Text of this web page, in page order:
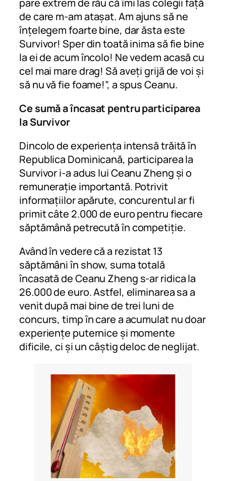
pare extrem de rău că îmi las colegii față
de care m-am atașat. Am ajuns să ne
înțelegem foarte bine, dar ăsta este
Survivor! Sper din toată inima să fie bine
la ei de acum încolo! Ne vedem acasă cu
cel mai mare drag! Să aveți grijă de voi și
să nu vă fie foame!”, a spus Ceanu.
Ce sumă a încasat pentru participarea
la Survivor
Dincolo de experiența intensă trăită în
Republica Dominicană, participarea la
Survivor i-a adus lui Ceanu Zheng și o
remunerație importantă. Potrivit
informațiilor apărute, concurentul ar fi
primit câte 2.000 de euro pentru fiecare
săptămână petrecută în competiție.
Având în vedere că a rezistat 13
săptămâni în show, suma totală
încasată de Ceanu Zheng s-ar ridica la
26.000 de euro. Astfel, eliminarea sa a
venit după mai bine de trei luni de
concurs, timp în care a acumulat nu doar
experiențe puternice și momente
dificile, ci și un câștig deloc de neglijat.